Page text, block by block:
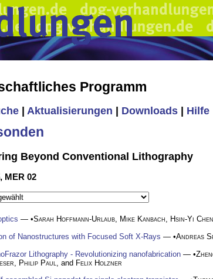
Programm
Aktualisierungen Downloads Hilfe
Beyond Conventional Lithography
MER 02
— •Sarah Hoffmann-Urlaub Mike Kanbach Hsin-Yi Chen
of Nanostructures with Focused Soft X-Rays — •Andreas
Lithography - Revolutionizing nanofabrication — •
Philip Paul , and Felix Holzner